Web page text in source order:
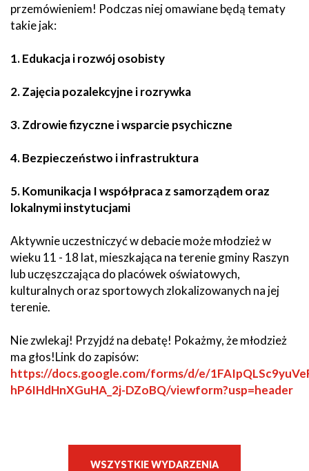
przemówieniem! Podczas niej omawiane będą tematy
takie jak:
1. Edukacja i rozwój osobisty
2. Zajęcia pozalekcyjne i rozrywka
3. Zdrowie fizyczne i wsparcie psychiczne
4. Bezpieczeństwo i infrastruktura
5. Komunikacja I współpraca z samorządem oraz
lokalnymi instytucjami
Aktywnie uczestniczyć w debacie może młodzież w
wieku 11 - 18 lat, mieszkająca na terenie gminy Raszyn
lub uczęszczająca do placówek oświatowych,
kulturalnych oraz sportowych zlokalizowanych na jej
terenie.
Nie zwlekaj! Przyjdź na debatę! Pokażmy, że młodzież
ma głos!Link do zapisów:
https://docs.google.com/forms/d/e/
hP6IHdHnXGuHA_2j-DZoBQ/viewform?usp=header
WSZYSTKIE WYDARZENIA